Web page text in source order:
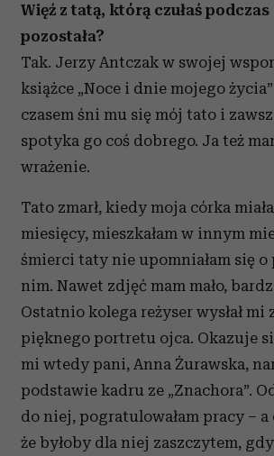
Więź z tatą, którą czułaś
pozostała?
Tak. Jerzy Antczak w swojej
książce „Noce i dnie mojego życia”
czasem śni mu się mój tato i
spotyka go coś dobrego. Ja też
wrażenie.
Tato zmarł, kiedy moja córka
miesięcy, mieszkałam w innym
śmierci taty nie upomniałam się
nim. Nawet zdjęć mam mało,
Ostatnio kolega reżyser wysłał mi
pięknego portretu ojca. Okazuje
mi wtedy pani, Anna Żurawska,
podstawie kadru ze „Znachora”.
do niej, pogratulowałam pracy – a
że byłoby dla niej zaszczytem,